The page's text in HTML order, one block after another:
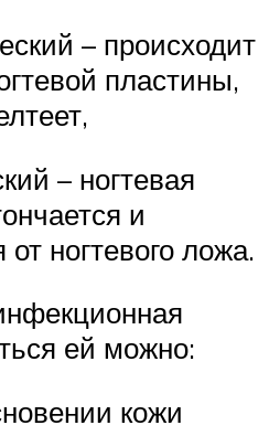
– происходит
пластины,
– ногтевая
и
от ногтевого ложа.
ей можно:
кожи